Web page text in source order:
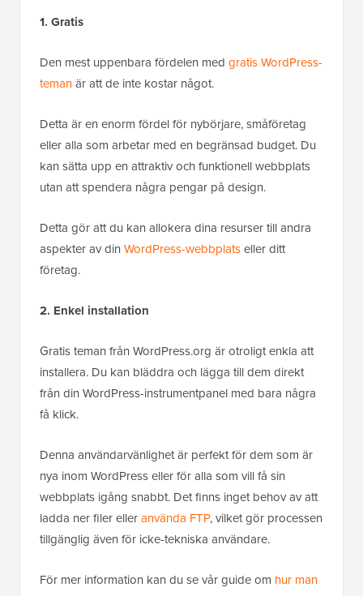
1. Gratis
Den mest uppenbara fördelen med gratis WordPress-
temanär att de inte kostar något.
Detta är en enorm fördel för nybörjare, småföretag
eller alla som arbetar med en begränsad budget. Du
kan sätta upp en attraktiv och funktionell webbplats
utan att spendera några pengar på design.
Detta gör att du kan allokera dina resurser till andra
aspekter av din WordPress-webbplatseller ditt
företag.
2. Enkel installation
Gratis teman från WordPress.org är otroligt enkla att
installera. Du kan bläddra och lägga till dem direkt
från din WordPress-instrumentpanel med bara några
få klick.
Denna användarvänlighet är perfekt för dem som är
nya inom WordPress eller för alla som vill få sin
webbplats igång snabbt. Det finns inget behov av att
ladda ner filer elleranvända FTP, vilket gör processen
tillgänglig även för icke-tekniska användare.
För mer information kan du se vår guide om hur man